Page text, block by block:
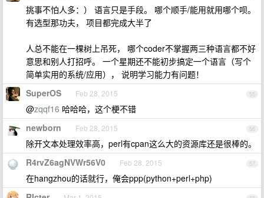
挑事不怕人多：） 语言只是手段。 哪个顺手/能用就用哪个呗。
有选型那功夫， 项目都完成大半了
人总不能在一棵树上吊死， 哪个coder不掌握两三种语言都不好
意思和别人打招呼。 一个星期还不能初步搞定一个语言（写个
简单实用的系统/应用）， 说明学习能力有问题！
55
SuperOS Feb 28, 2015
@zqqf16 哈哈哈，这个梗不错
56
newborn Feb 28, 2015
除开文本处理效率高，perl有cpan这么大的资源库还是很棒的。
57
R4rvZ6agNVWr56V0 Feb 28, 2015
在hangzhou的话就行，俺会ppp(python+perl+php)